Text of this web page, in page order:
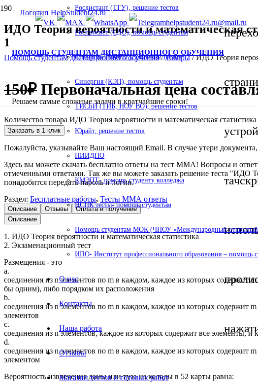
helpstudent24.ru@mail.ru
ПОМОЩЬ СТУДЕНТАМ ДИСТАНЦИОННОГО ОБУЧЕНИЯ
Решаем самые сложные задачи в кратчайшие сроки!
Росдистант (ТГУ), решение тестов
Роспросвет (СДО), помощь студентам
Синергия (МФПУ), решение тестов
Синергия (КЭП), помощь студентам
ТИСБИ (ТИБ, НОУ ВО), решение тестов
Юрайт, решение тестов
НИИДПО
КМЭПТ- помощь студенту колледжа
НСПК тесты- помощь студентам
Помощь студентам МОК (ЧПОУ «Международный
ИПО- Институт профессионального образования – помощь
О нас
Контакты
Наша работа
Отзывы
Магазин тестов и готовых работ
ИДО Теория вероятности и математическая
1
Помощь студентам дистанционного обучения/Товары/ИДО Теория
150₽ Первоначальная цена
Количество товара ИДО Теория вероятности и математическая
Заказать в 1 клик
Пожалуйста, указывайте Ваш настоящий Email. В случае утери
Здесь вы можете скачать бесплатно ответы на тест ММА! Вопросы и
отмеченными ответами. Так же вы можете заказать решение теста "ИДО
понадобится передать пароль и логин.
Раздел: Бесплатные работы, Тесты ММА ответы
Описание Отзывы
Оплата и получение
Описание
1. ИДО Теория вероятности и математическая статистика
2. Экзаменационный тест
Размещения - это
a.
соединения из n элементов по m в каждом, каждое из которых содержит
бы одним), либо порядком их расположения
b.
соединения из n элементов по m в каждом, каждое из которых содержит
элементов
c.
соединения из n элементов, каждое из которых содержит все элементы,
d.
соединения из n элементов по m в каждом, каждое из которых содержит
элементом
Вероятность извлечения дамы или туза из колоды в 52 карты равна: